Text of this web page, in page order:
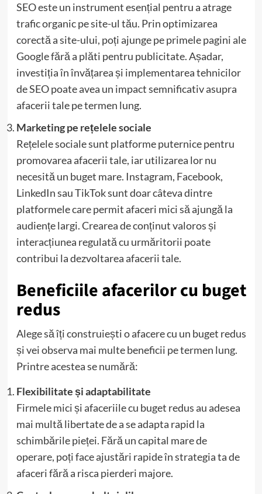
SEO este un instrument esențial pentru a atrage
trafic organic pe site-ul tău. Prin optimizarea
corectă a site-ului, poți ajunge pe primele pagini ale
Google fără a plăti pentru publicitate. Așadar,
investiția în învățarea și implementarea tehnicilor
de SEO poate avea un impact semnificativ asupra
afacerii tale pe termen lung.
Marketing pe rețelele sociale
Rețelele sociale sunt platforme puternice pentru
promovarea afacerii tale, iar utilizarea lor nu
necesită un buget mare. Instagram, Facebook,
LinkedIn sau TikTok sunt doar câteva dintre
platformele care permit afaceri mici să ajungă la
audiențe largi. Crearea de conținut valoros și
interacțiunea regulată cu urmăritorii poate
contribui la dezvoltarea afacerii tale.
Beneficiile afacerilor cu buget
redus
Alege să îți construiești o afacere cu un buget redus
și vei observa mai multe beneficii pe termen lung.
Printre acestea se numără:
Flexibilitate și adaptabilitate
Firmele mici și afaceriile cu buget redus au adesea
mai multă libertate de a se adapta rapid la
schimbările pieței. Fără un capital mare de
operare, poți face ajustări rapide în strategia ta de
afaceri fără a risca pierderi majore.